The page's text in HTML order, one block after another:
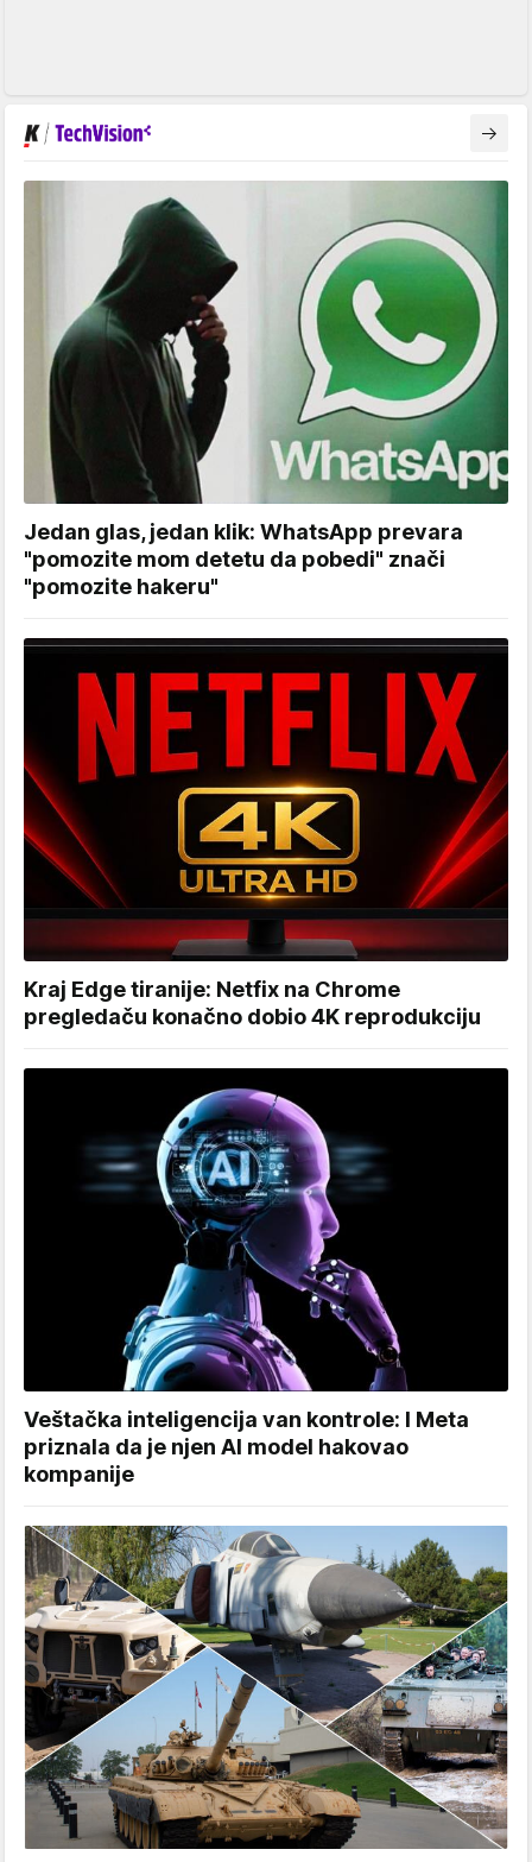
Jedan glas, jedan klik: WhatsApp prevara
"pomozite mom detetu da pobedi" znači
"pomozite hakeru"
Kraj Edge tiranije: Netfix na Chrome
pregledaču konačno dobio 4K reprodukciju
Veštačka inteligencija van kontrole: I Meta
priznala da je njen AI model hakovao
kompanije